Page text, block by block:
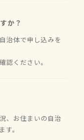
か？
治体で申し込みを
認ください。
、お住まいの自治
す。